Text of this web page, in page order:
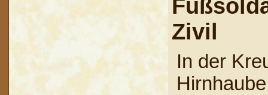
Zivil
In der